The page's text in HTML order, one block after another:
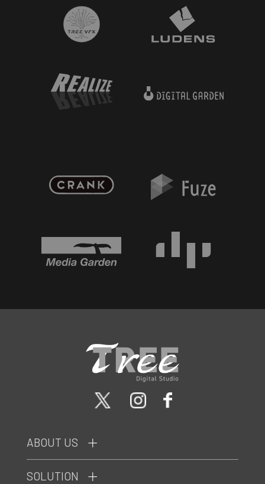
ABOUT US
SOLUTION